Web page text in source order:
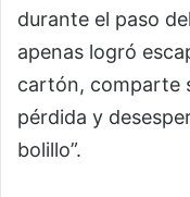
durante el paso
apenas logró
cartón, comparte
pérdida y
bolillo”.